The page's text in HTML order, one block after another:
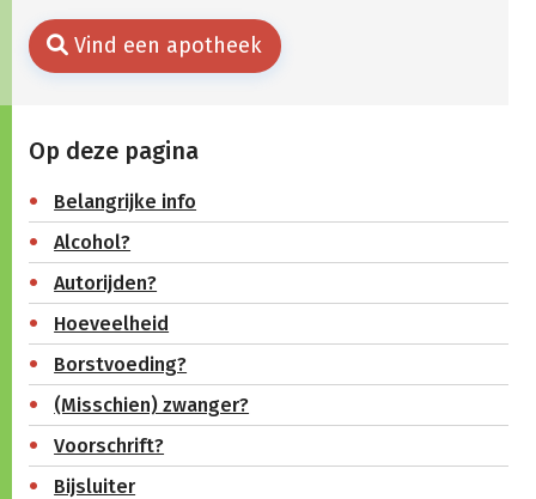
Vind een apotheek
Op deze pagina
Belangrijke info
Alcohol?
Autorijden?
Hoeveelheid
Borstvoeding?
(Misschien) zwanger?
Voorschrift?
Bijsluiter